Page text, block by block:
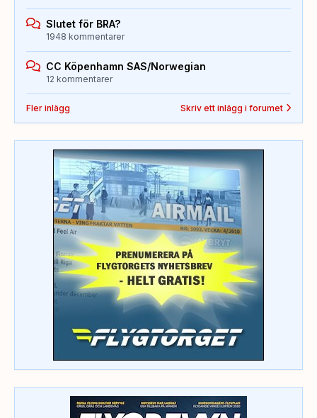
Slutet för BRA?
1948 kommentarer
CC Köpenhamn SAS/Norwegian
12 kommentarer
Fler inlägg Skriv ett inlägg i forumet